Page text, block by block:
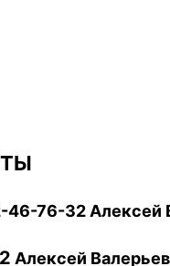
46-76-32 Алексей
Алексей